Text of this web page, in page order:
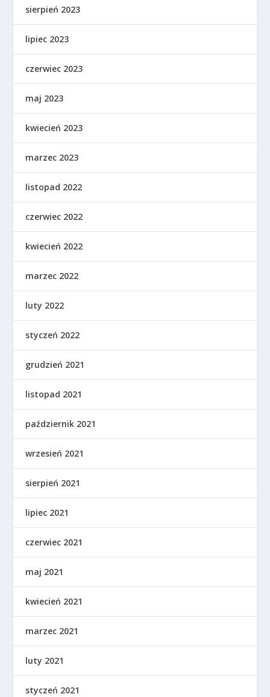
sierpień 2023
lipiec 2023
czerwiec 2023
maj 2023
kwiecień 2023
marzec 2023
listopad 2022
czerwiec 2022
kwiecień 2022
marzec 2022
luty 2022
styczeń 2022
grudzień 2021
listopad 2021
październik 2021
wrzesień 2021
sierpień 2021
lipiec 2021
czerwiec 2021
maj 2021
kwiecień 2021
marzec 2021
luty 2021
styczeń 2021